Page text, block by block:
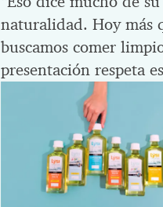
naturalidad. Hoy más
buscamos comer
presentación respeta